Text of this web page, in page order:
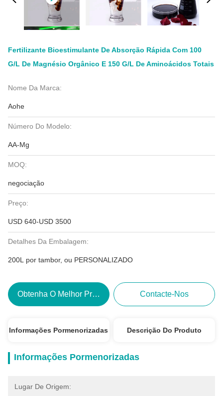
Fertilizante Bioestimulante De Absorção Rápida Com 100
G/l De Magnésio Orgânico E 150 G/l De Aminoácidos Totais
Nome Da Marca:
Aohe
Número Do Modelo:
AA-Mg
MOQ:
negociação
Preço:
USD 640-USD 3500
Detalhes Da Embalagem:
200L por tambor, ou PERSONALIZADO
Obtenha O Melhor Preço Contacte-Nos
Informações Pormenorizadas Descrição Do Produto
Informações Pormenorizadas
Lugar De Origem: